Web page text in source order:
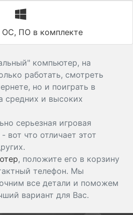
ОС, ПО в комплекте
компьютер, на
работать, смотреть
но и поиграть в
средних и высоких
серьезная игровая
вот что отличает этот
, положите его в корзину
телефон. Мы
все детали и поможем
вариант для Вас.